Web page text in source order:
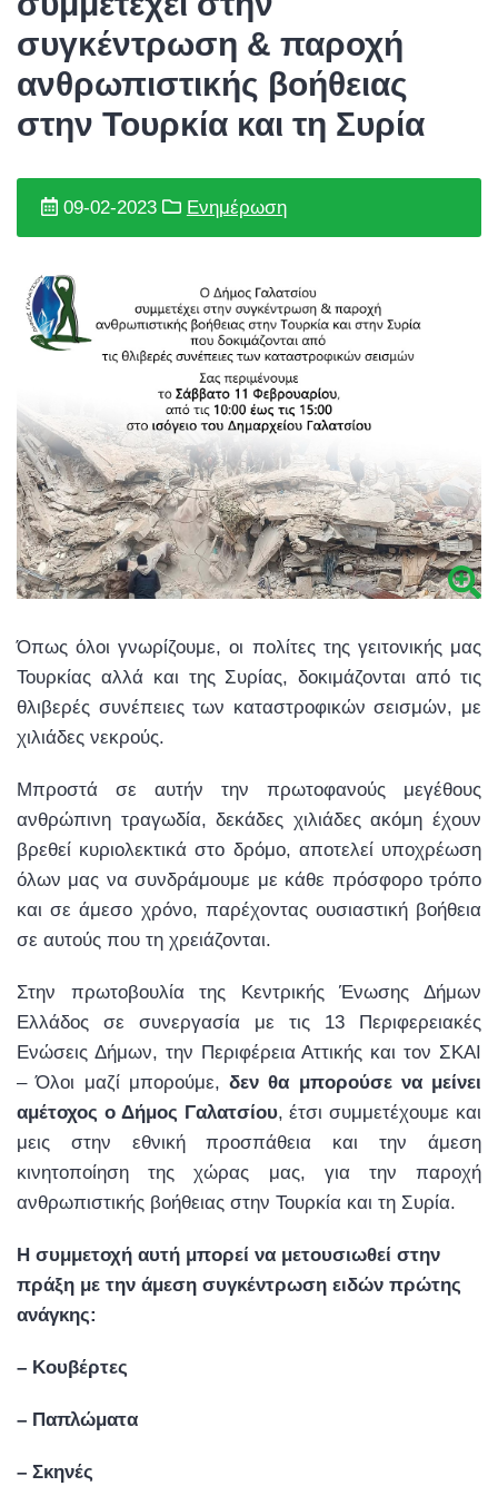
συγκέντρωση & παροχή
ανθρωπιστικής βοήθειας
στην Τουρκία και τη Συρία
09-02-2023 Ενημέρωση
Όπως όλοι γνωρίζουμε, οι πολίτες της γειτονικής μας
Τουρκίας αλλά και της Συρίας, δοκιμάζονται από τις
θλιβερές συνέπειες των καταστροφικών σεισμών, με
χιλιάδες νεκρούς.
Μπροστά σε αυτήν την πρωτοφανούς μεγέθους
ανθρώπινη τραγωδία, δεκάδες χιλιάδες ακόμη έχουν
βρεθεί κυριολεκτικά στο δρόμο, αποτελεί υποχρέωση
όλων μας να συνδράμουμε με κάθε πρόσφορο τρόπο
και σε άμεσο χρόνο, παρέχοντας ουσιαστική βοήθεια
σε αυτούς που τη χρειάζονται.
Στην πρωτοβουλία της Κεντρικής Ένωσης Δήμων
Ελλάδος σε συνεργασία με τις 13 Περιφερειακές
Ενώσεις Δήμων, την Περιφέρεια Αττικής και τον ΣΚΑΙ
– Όλοι μαζί μπορούμε, δεν θα μπορούσε να μείνει
αμέτοχος ο Δήμος Γαλατσίου, έτσι συμμετέχουμε και
μεις στην εθνική προσπάθεια και την άμεση
κινητοποίηση της χώρας μας, για την παροχή
ανθρωπιστικής βοήθειας στην Τουρκία και τη Συρία.
Η συμμετοχή αυτή μπορεί να μετουσιωθεί στην
πράξη με την άμεση συγκέντρωση ειδών πρώτης
ανάγκης:
– Κουβέρτες
– Παπλώματα
– Σκηνές